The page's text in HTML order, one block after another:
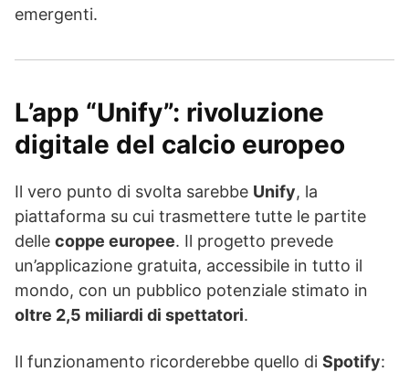
emergenti.
L’app “Unify”: rivoluzione
digitale del calcio europeo
Il vero punto di svolta sarebbe Unify, la
piattaforma su cui trasmettere tutte le partite
delle coppe europee. Il progetto prevede
un’applicazione gratuita, accessibile in tutto il
mondo, con un pubblico potenziale stimato in
oltre 2,5 miliardi di spettatori.
Il funzionamento ricorderebbe quello di Spotify: